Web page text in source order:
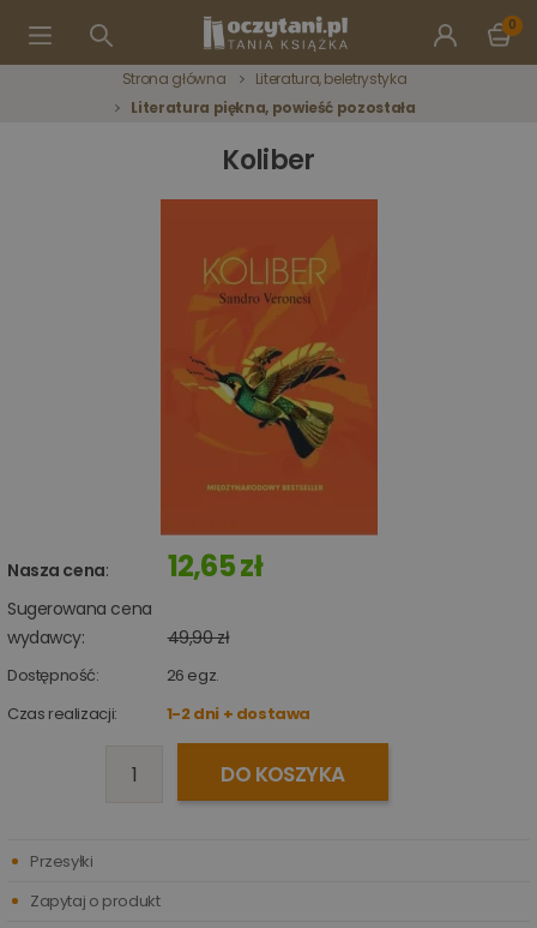
0
Strona główna
Literatura, beletrystyka
Literatura piękna, powieść pozostała
Koliber
Nasza cena: 12,65 zł
Sugerowana cena
wydawcy:
49,90 zł
Dostępność: 26 egz.
Czas realizacji:
1-2 dni + dostawa
DO KOSZYKA
Przesyłki
Zapytaj o produkt